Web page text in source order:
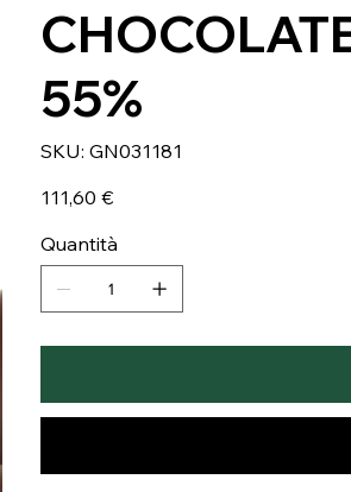
55%
SKU: SKU
GN031181
GN031181
111,60 €
Quantità